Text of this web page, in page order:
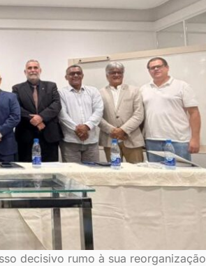
decisivo rumo à sua reorganização